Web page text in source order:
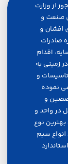
مجوز از وزارت
صنعت و
افشان و
صادرات
اقدام
زميني به
و
نموده
و
در واحد و
نوع
انواع سيم